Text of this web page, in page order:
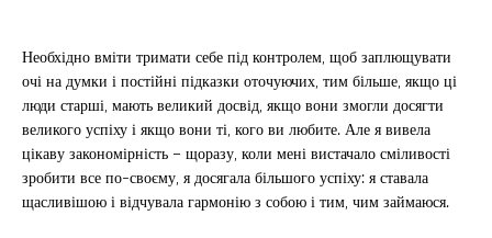
Необхідно вміти тримати себе під контролем, щоб заплющувати
очі на думки і постійні підказки оточуючих, тим більше, якщо ці
люди старші, мають великий досвід, якщо вони змогли досягти
великого успіху і якщо вони ті, кого ви любите. Але я вивела
цікаву закономірність – щоразу, коли мені вистачало сміливості
зробити все по-своєму, я досягала більшого успіху: я ставала
щасливішою і відчувала гармонію з собою і тим, чим займаюся.